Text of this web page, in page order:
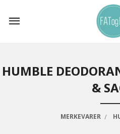
innholdet
HUMBLE
&
MERKEVARER